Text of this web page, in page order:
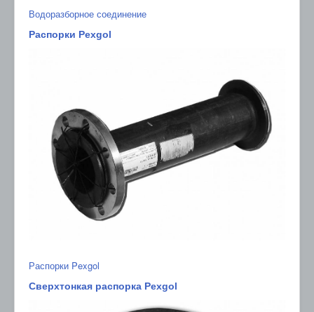
Водоразборное соединение
Распорки Pexgol
Распорки Pexgol
Сверхтонкая распорка Pexgol